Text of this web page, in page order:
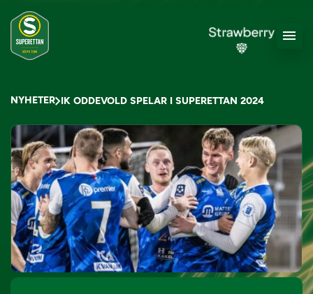
NYHETER IK ODDEVOLD SPELAR I SUPERETTAN 2024